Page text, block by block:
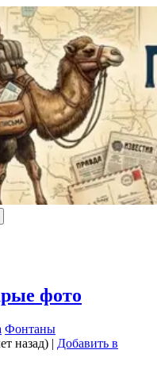
фото
Фонтаны
назад) | Добавить в